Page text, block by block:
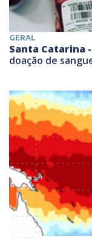
GERAL
Santa Catarina -
doação de